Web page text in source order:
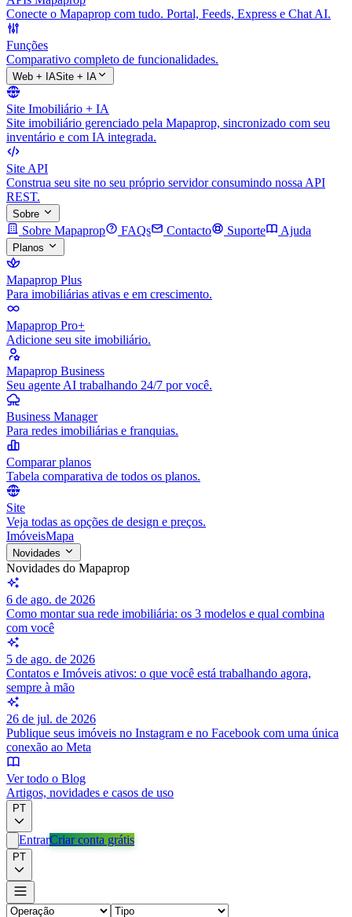
Conecte o Mapaprop com tudo. Portal, Feeds, Express e Chat AI.
Funções
Comparativo completo de funcionalidades.
Web + IASite + IA
Site Imobiliário + IA
Site imobiliário gerenciado pela Mapaprop, sincronizado com seu
inventário e com IA integrada.
Site API
Construa seu site no seu próprio servidor consumindo nossa API
REST.
Sobre
Sobre Mapaprop FAQs Contacto Suporte Ajuda
Planos
Mapaprop Plus
Para imobiliárias ativas e em crescimento.
Mapaprop Pro+
Adicione seu site imobiliário.
Mapaprop Business
Seu agente AI trabalhando 24/7 por você.
Business Manager
Para redes imobiliárias e franquias.
Comparar planos
Tabela comparativa de todos os planos.
Site
Veja todas as opções de design e preços.
ImóveisMapa
Novidades
Novidades do Mapaprop
6 de ago. de 2026
Como montar sua rede imobiliária: os 3 modelos e qual combina
com você
5 de ago. de 2026
Contatos e Imóveis ativos: o que você está trabalhando agora,
sempre à mão
26 de jul. de 2026
Publique seus imóveis no Instagram e no Facebook com uma única
conexão ao Meta
Ver todo o Blog
Artigos, novidades e casos de uso
PT
EntrarCriar conta grátis
PT